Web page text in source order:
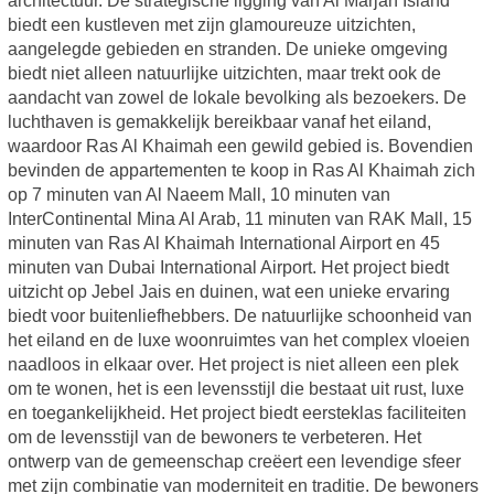
biedt een kustleven met zijn glamoureuze uitzichten,
aangelegde gebieden en stranden. De unieke omgeving
biedt niet alleen natuurlijke uitzichten, maar trekt ook de
aandacht van zowel de lokale bevolking als bezoekers. De
luchthaven is gemakkelijk bereikbaar vanaf het eiland,
waardoor Ras Al Khaimah een gewild gebied is. Bovendien
bevinden de appartementen te koop in Ras Al Khaimah zich
op 7 minuten van Al Naeem Mall, 10 minuten van
InterContinental Mina Al Arab, 11 minuten van RAK Mall, 15
minuten van Ras Al Khaimah International Airport en 45
minuten van Dubai International Airport. Het project biedt
uitzicht op Jebel Jais en duinen, wat een unieke ervaring
biedt voor buitenliefhebbers. De natuurlijke schoonheid van
het eiland en de luxe woonruimtes van het complex vloeien
naadloos in elkaar over. Het project is niet alleen een plek
om te wonen, het is een levensstijl die bestaat uit rust, luxe
en toegankelijkheid. Het project biedt eersteklas faciliteiten
om de levensstijl van de bewoners te verbeteren. Het
ontwerp van de gemeenschap creëert een levendige sfeer
met zijn combinatie van moderniteit en traditie. De bewoners